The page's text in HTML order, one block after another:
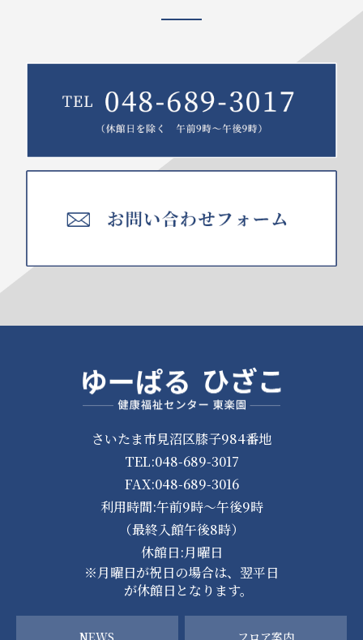
さいたま市見沼区膝子984番地
TEL:048-689-3017
FAX:048-689-3016
利用時間:午前9時～午後9時
（最終入館午後8時）
休館日:月曜日
※月曜日が祝日の場合は、翌平日
が休館日となります。